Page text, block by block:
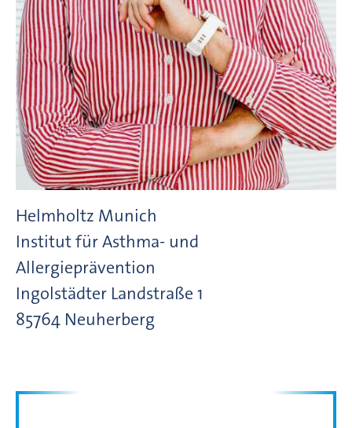
Helmholtz Munich
Institut für Asthma- und
Allergieprävention
Ingolstädter Landstraße 1
85764 Neuherberg